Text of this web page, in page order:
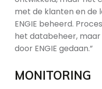
met de klanten en de
ENGIE beheerd.
het databeheer,
door ENGIE gedaan.”
MONITORING